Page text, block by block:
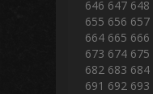
646 647 648
655 656 657
664 665 666
673 674 675
682 683 684
691 692 693